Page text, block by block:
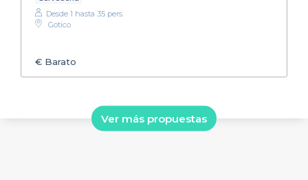
Desde 1 hasta 35 pers.
Gotico
€ Barato
Ver más propuestas